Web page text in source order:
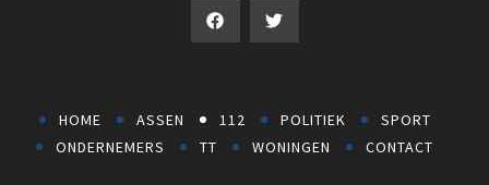
HOME ASSEN 112 POLITIEK
SPORT
ONDERNEMERS
TT WONINGEN CONTACT